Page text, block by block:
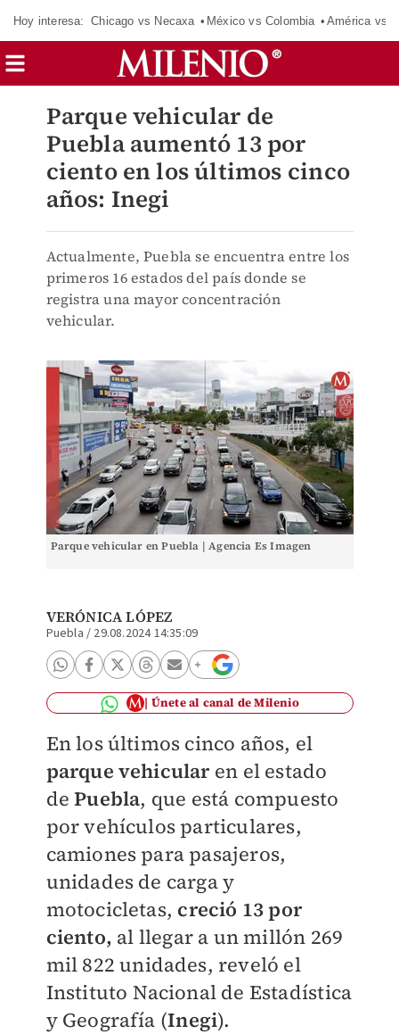
Hoy interesa: Chicago vs Necaxa México vs Colombia América vs
Parque vehicular de
Puebla aumentó 13 por
ciento en los últimos cinco
años: Inegi
Actualmente, Puebla se encuentra entre los
primeros 16 estados del país donde se
registra una mayor concentración
vehicular.
Parque vehicular en Puebla | Agencia Es Imagen
VERÓNICA LÓPEZ
Puebla / 29.08.2024 14:35:09
Únete al canal de Milenio
En los últimos cinco años, el
parque vehicular en el estado
dePuebla, que está compuesto
por vehículos particulares,
camiones para pasajeros,
unidades de carga y
motocicletas, creció 13 por
ciento, al llegar a un millón 269
mil 822 unidades, reveló el
Instituto Nacional de Estadística
y Geografía (Inegi).